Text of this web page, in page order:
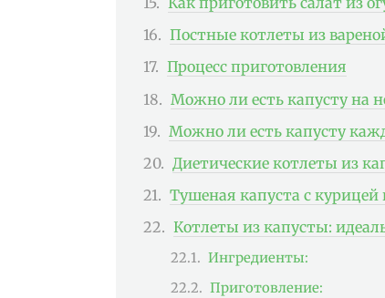
Постные котлеты из
Процесс приготовления
Можно ли есть капусту на
Можно ли есть капусту
Диетические котлеты из
Тушеная капуста с курицей
Котлеты из капусты:
Ингредиенты:
Приготовление: